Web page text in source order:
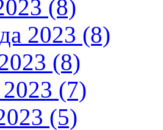
(8)
2023 (8)
(8)
2023 (7)
(5)